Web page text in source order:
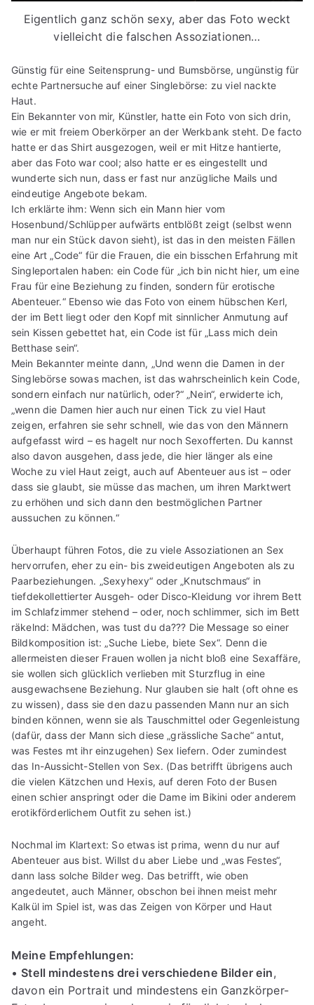
Eigentlich ganz schön sexy, aber das Foto weckt
vielleicht die falschen Assoziationen…
Günstig für eine Seitensprung- und Bumsbörse, ungünstig für
echte Partnersuche auf einer Singlebörse: zu viel nackte
Haut.
Ein Bekannter von mir, Künstler, hatte ein Foto von sich drin,
wie er mit freiem Oberkörper an der Werkbank steht. De facto
hatte er das Shirt ausgezogen, weil er mit Hitze hantierte,
aber das Foto war cool; also hatte er es eingestellt und
wunderte sich nun, dass er fast nur anzügliche Mails und
eindeutige Angebote bekam.
Ich erklärte ihm: Wenn sich ein Mann hier vom
Hosenbund/Schlüpper aufwärts entblößt zeigt (selbst wenn
man nur ein Stück davon sieht), ist das in den meisten Fällen
eine Art „Code“ für die Frauen, die ein bisschen Erfahrung mit
Singleportalen haben: ein Code für „ich bin nicht hier, um eine
Frau für eine Beziehung zu finden, sondern für erotische
Abenteuer.“ Ebenso wie das Foto von einem hübschen Kerl,
der im Bett liegt oder den Kopf mit sinnlicher Anmutung auf
sein Kissen gebettet hat, ein Code ist für „Lass mich dein
Betthase sein“.
Mein Bekannter meinte dann, „Und wenn die Damen in der
Singlebörse sowas machen, ist das wahrscheinlich kein Code,
sondern einfach nur natürlich, oder?“ „Nein“, erwiderte ich,
„wenn die Damen hier auch nur einen Tick zu viel Haut
zeigen, erfahren sie sehr schnell, wie das von den Männern
aufgefasst wird – es hagelt nur noch Sexofferten. Du kannst
also davon ausgehen, dass jede, die hier länger als eine
Woche zu viel Haut zeigt, auch auf Abenteuer aus ist – oder
dass sie glaubt, sie müsse das machen, um ihren Marktwert
zu erhöhen und sich dann den bestmöglichen Partner
aussuchen zu können.“
Überhaupt führen Fotos, die zu viele Assoziationen an Sex
hervorrufen, eher zu ein- bis zweideutigen Angeboten als zu
Paarbeziehungen. „Sexyhexy“ oder „Knutschmaus“ in
tiefdekollettierter Ausgeh- oder Disco-Kleidung vor ihrem Bett
im Schlafzimmer stehend – oder, noch schlimmer, sich im Bett
räkelnd: Mädchen, was tust du da??? Die Message so einer
Bildkomposition ist: „Suche Liebe, biete Sex“. Denn die
allermeisten dieser Frauen wollen ja nicht bloß eine Sexaffäre,
sie wollen sich glücklich verlieben mit Sturzflug in eine
ausgewachsene Beziehung. Nur glauben sie halt (oft ohne es
zu wissen), dass sie den dazu passenden Mann nur an sich
binden können, wenn sie als Tauschmittel oder Gegenleistung
(dafür, dass der Mann sich diese „grässliche Sache“ antut,
was Festes mt ihr einzugehen) Sex liefern. Oder zumindest
das In-Aussicht-Stellen von Sex. (Das betrifft übrigens auch
die vielen Kätzchen und Hexis, auf deren Foto der Busen
einen schier anspringt oder die Dame im Bikini oder anderem
erotikförderlichem Outfit zu sehen ist.)
Nochmal im Klartext: So etwas ist prima, wenn du nur auf
Abenteuer aus bist. Willst du aber Liebe und „was Festes“,
dann lass solche Bilder weg. Das betrifft, wie oben
angedeutet, auch Männer, obschon bei ihnen meist mehr
Kalkül im Spiel ist, was das Zeigen von Körper und Haut
angeht.
Meine Empfehlungen:
• Stell mindestens drei verschiedene Bilder ein,
davon ein Portrait und mindestens ein Ganzkörper-